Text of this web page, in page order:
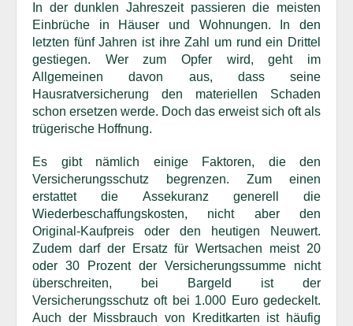
In der dunklen Jahreszeit passieren die meisten
Einbrüche in Häuser und Wohnungen. In den
letzten fünf Jahren ist ihre Zahl um rund ein Drittel
gestiegen. Wer zum Opfer wird, geht im
Allgemeinen davon aus, dass seine
Hausratversicherung den materiellen Schaden
schon ersetzen werde. Doch das erweist sich oft als
trügerische Hoffnung.
Es gibt nämlich einige Faktoren, die den
Versicherungsschutz begrenzen. Zum einen
erstattet die Assekuranz generell die
Wiederbeschaffungskosten, nicht aber den
Original-Kaufpreis oder den heutigen Neuwert.
Zudem darf der Ersatz für Wertsachen meist 20
oder 30 Prozent der Versicherungssumme nicht
überschreiten, bei Bargeld ist der
Versicherungsschutz oft bei 1.000 Euro gedeckelt.
Auch der Missbrauch von Kreditkarten ist häufig